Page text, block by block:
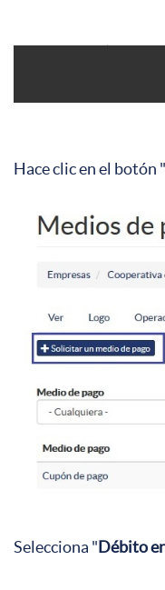
Hace clic en el botón "
Selecciona "Débito